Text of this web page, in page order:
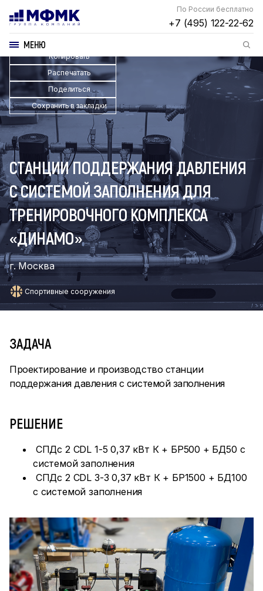
По России бесплатно
+7 (495) 122-22-62
МЕНЮ
Копировать
Распечатать
Поделиться
Сохранить в закладки
СТАНЦИИ ПОДДЕРЖАНИЯ ДАВЛЕНИЯ
С СИСТЕМОЙ ЗАПОЛНЕНИЯ ДЛЯ
ТРЕНИРОВОЧНОГО КОМПЛЕКСА
«ДИНАМО»
г. Москва
Спортивные сооружения
ЗАДАЧА
Проектирование и производство станции
поддержания давления с системой заполнения
РЕШЕНИЕ
СПДс 2 CDL 1-5 0,37 кВт К + БР500 + БД50 с
системой заполнения
СПДс 2 CDL 3-3 0,37 кВт К + БР1500 + БД100
с системой заполнения